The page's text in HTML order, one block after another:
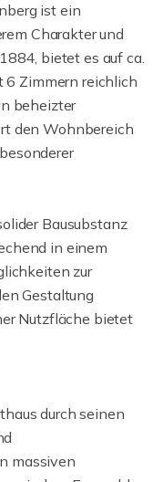
ist ein
Charakter und
bietet es auf ca.
6 Zimmern reichlich
beheizter
den Wohnbereich
Bausubstanz
in einem
zur
Gestaltung
Nutzfläche bietet
durch seinen
massiven